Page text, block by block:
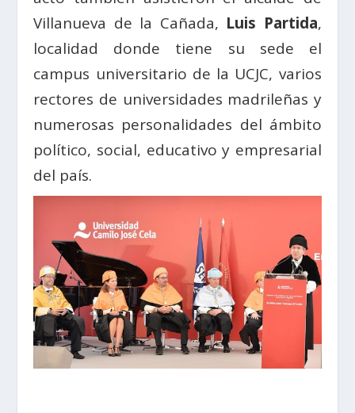
Villanueva de la Cañada, Luis Partida,
localidad donde tiene su sede el
campus universitario de la UCJC, varios
rectores de universidades madrileñas y
numerosas personalidades del ámbito
político, social, educativo y empresarial
del país.